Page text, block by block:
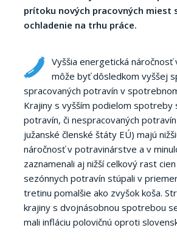
prítoku nových pracovných miest
ochladenie na trhu práce.
Vyššia energetická
môže byť dôsledkom vyššej
spracovaných potravín v
Krajiny s vyšším podielom spotreby
potravín, či nespracovaných
južanské členské štáty EÚ) majú
náročnosť v potravinárstve a v
zaznamenali aj nižší celkový rast
sezónnych potravín stúpali v
tretinu pomalšie ako zvyšok koša.
krajiny s dvojnásobnou spotrebou
mali infláciu polovičnú oproti